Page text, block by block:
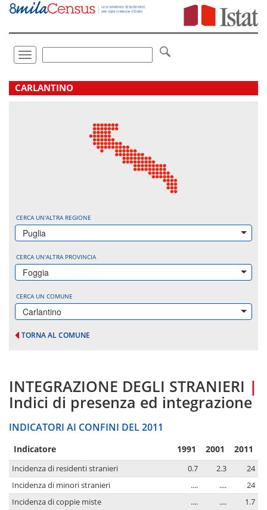
Vai
direttamente
Toggle
navigation
.
CARLANTINO
CERCA UN'ALTRA REGIONE
Puglia
CERCA UN'ALTRA PROVINCIA
Foggia
CERCA UN COMUNE
Carlantino
TORNA AL COMUNE
INTEGRAZIONE DEGLI STRANIERI |
Indici di presenza ed integrazione
INDICATORI AI CONFINI DEL 2011
Indicatore 1991 2001 2011
Incidenza di residenti stranieri 0.7 2.3
24
Incidenza di minori stranieri
.... ....
24
Incidenza di coppie miste
.... ....
1.7